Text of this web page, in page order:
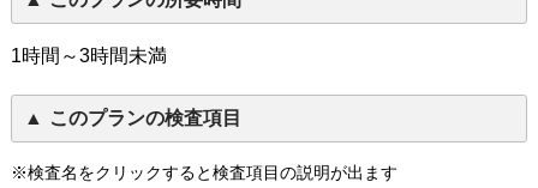
1時間～3時間未満
このプランの検査項目
※検査名をクリックすると検査項目の説明が出ます